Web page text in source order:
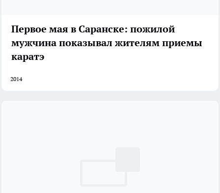
Первое мая в Саранске: пожилой
мужчина показывал жителям приемы
каратэ
2014